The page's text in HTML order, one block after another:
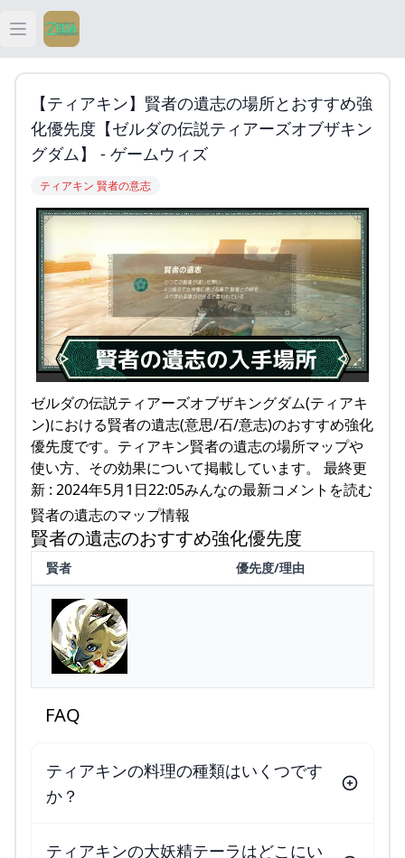
Open main menu
ティアキン
ティアキン 祠
ティアキン 武器
ティアキン 攻略
【ティアキン】賢者の遺志の場所とおすすめ強
化優先度【ゼルダの伝説ティアーズオブザキン
グダム】 - ゲームウィズ
ティアキン 賢者の意志
ゼルダの伝説ティアーズオブザキングダム(ティアキ
ン)における賢者の遺志(意思/石/意志)のおすすめ強化
優先度です。ティアキン賢者の遺志の場所マップや
使い方、その効果について掲載しています。 最終更
新 : 2024年5月1日22:05みんなの最新コメントを読む
賢者の遺志のマップ情報
賢者の遺志のおすすめ強化優先度
賢者 優先度/理由
FAQ
ティアキンの料理の種類はいくつです
か？
ティアキンの大妖精テーラはどこにい